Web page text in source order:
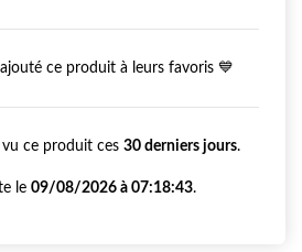
ce produit à leurs favoris 💙
ce produit ces 30 derniers jours.
le 09/08/2026 à 07:18:43.